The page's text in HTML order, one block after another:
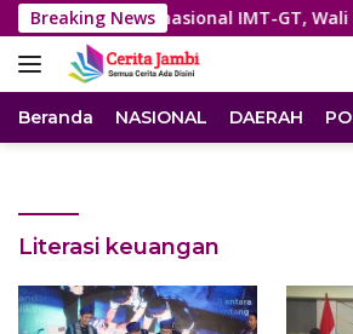
Langsung
ke
konten
Breaking News
Internasional IMT-GT, Wali Kota
Beranda NASIONAL DAERAH
Literasi keuangan